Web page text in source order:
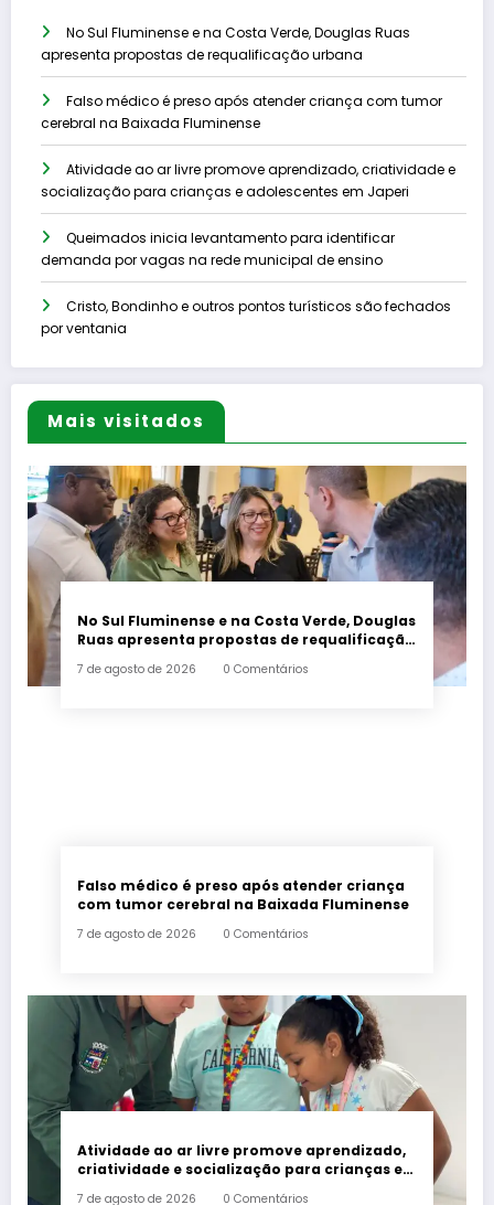
No Sul Fluminense e na Costa Verde, Douglas Ruas
apresenta propostas de requalificação urbana
Falso médico é preso após atender criança com tumor
cerebral na Baixada Fluminense
Atividade ao ar livre promove aprendizado, criatividade e
socialização para crianças e adolescentes em Japeri
Queimados inicia levantamento para identificar
demanda por vagas na rede municipal de ensino
Cristo, Bondinho e outros pontos turísticos são fechados
por ventania
Mais visitados
No Sul Fluminense e na Costa Verde, Douglas
Ruas apresenta propostas de requalificação
7 de agosto de 2026 0 Comentários
Falso médico é preso após atender criança
com tumor cerebral na Baixada Fluminense
7 de agosto de 2026 0 Comentários
Atividade ao ar livre promove aprendizado,
criatividade e socialização para crianças e
7 de agosto de 2026 0 Comentários